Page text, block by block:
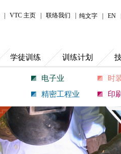
VTC 主页 联络我们 纯文字 EN
学徒训练 训练计划
电子业
时
精密工程业 印